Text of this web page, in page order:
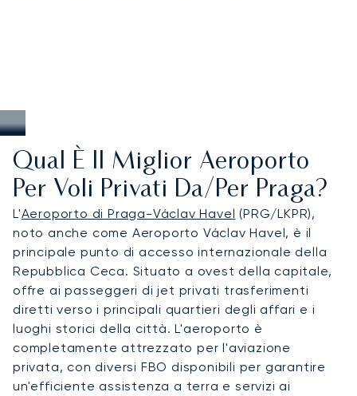
Qual È Il Miglior Aeroporto
Per Voli Privati Da/per Praga?
L'Aeroporto di Praga-Václav Havel (PRG/LKPR),
noto anche come Aeroporto Václav Havel, è il
principale punto di accesso internazionale della
Repubblica Ceca. Situato a ovest della capitale,
offre ai passeggeri di jet privati trasferimenti
diretti verso i principali quartieri degli affari e i
luoghi storici della città. L'aeroporto è
completamente attrezzato per l'aviazione
privata, con diversi FBO disponibili per garantire
un'efficiente assistenza a terra e servizi ai